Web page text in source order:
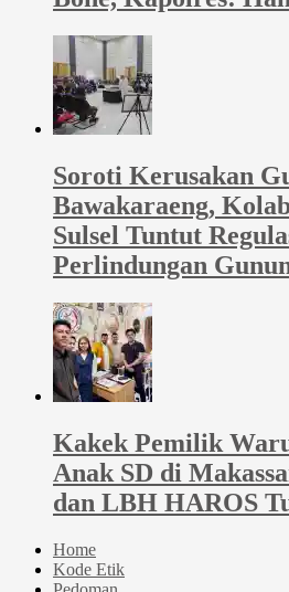
Soroti Kerusakan
Bawakaraeng,
Sulsel Tuntut
Perlindungan
Kakek Pemilik
Anak SD di
dan LBH HAROS
Home
Kode Etik